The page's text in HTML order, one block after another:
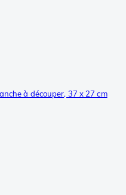
à découper, 37 x 27 cm